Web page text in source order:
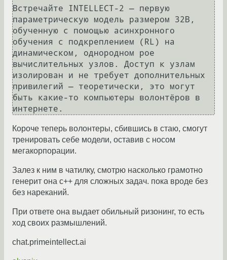
Встречайте INTELLECT-2 — первую
параметрическую модель размером 32B,
обученную с помощью асинхронного
обучения с подкреплением (RL) на
динамическом, однородном рое
вычислительных узлов. Доступ к узлам
изолирован и не требует дополнительных
привилегий — теоретически, это могут
быть какие-то компьютеры волонтёров в
Короче теперь волонтеры, сбившись в стаю, смогут
тренировать себе модели, оставив с носом
мегакорпорации.
Залез к ним в чатилку, смотрю насколько грамотно
генерит она с++ для сложных задач. пока вроде без
без нареканий.
При ответе она выдает обильный ризонинг, то есть
ход своих размышлений.
chat.primeintellect.ai